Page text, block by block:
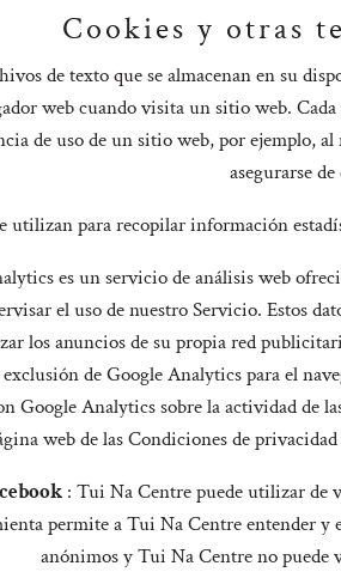
Cookies y otras
de texto que se almacenan en su
web cuando visita un sitio web.
de uso de un sitio web, por ejemplo,
asegurarse
utilizan para recopilar información
es un servicio de análisis web
el uso de nuestro Servicio. Estos
los anuncios de su propia red
de Google Analytics para el
Google Analytics sobre la actividad de
web de las Condiciones de
: Tui Na Centre puede utilizar de
permite a Tui Na Centre entender y
anónimos y Tui Na Centre no puede